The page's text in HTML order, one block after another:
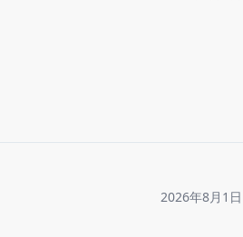
2026年8月1日